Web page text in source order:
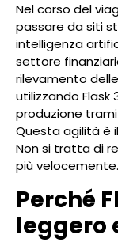
Nel corso del
passare da siti
intelligenza
settore
rilevamento
utilizzando Flask
produzione
Questa agilità è
Non si tratta di
più velocemente.
Perché
leggero